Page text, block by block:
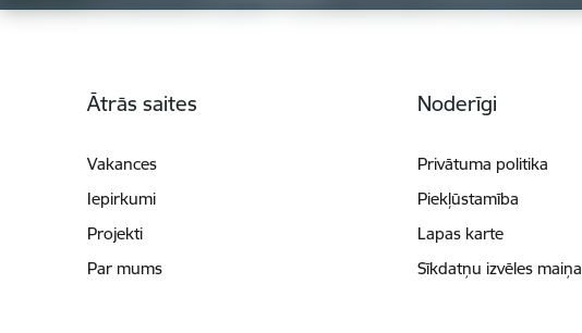
Ātrās saites
Vakances
Iepirkumi
Projekti
Par mums
Noderīgi
Privātuma politika
Piekļūstamība
Lapas karte
Sīkdatņu izvēles maiņa